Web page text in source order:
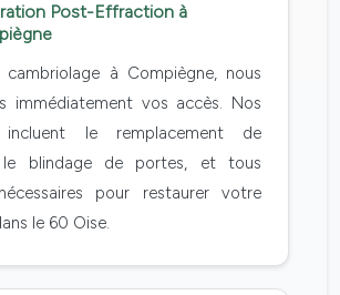
Post-Effraction à
cambriolage à Compiègne, nous
immédiatement vos accès. Nos
incluent le remplacement de
le blindage de portes, et tous
pour restaurer votre
le 60 Oise.